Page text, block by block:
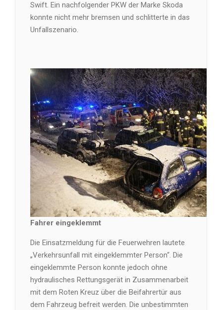
Swift. Ein nachfolgender PKW der Marke Skoda
konnte nicht mehr bremsen und schlitterte in das
Unfallszenario.
Fahrer eingeklemmt
Die Einsatzmeldung für die Feuerwehren lautete
„Verkehrsunfall mit eingeklemmter Person“. Die
eingeklemmte Person konnte jedoch ohne
hydraulisches Rettungsgerät in Zusammenarbeit
mit dem Roten Kreuz über die Beifahrertür aus
dem Fahrzeug befreit werden. Die unbestimmten